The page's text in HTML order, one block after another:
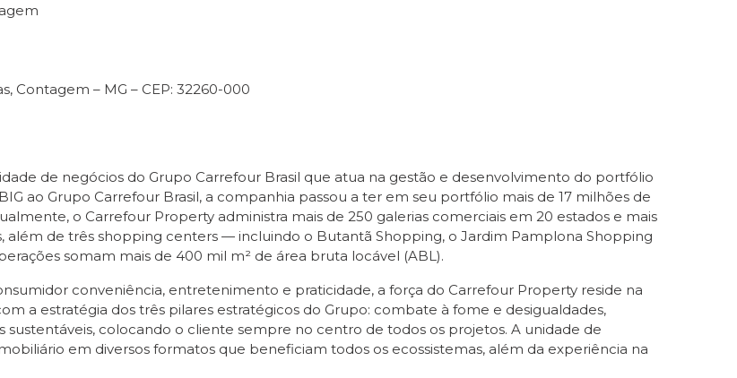
Contagem – MG – CEP: 32260-000
de negócios do Grupo Carrefour Brasil que atua na gestão e desenvolvimento do portfólio
ao Grupo Carrefour Brasil, a companhia passou a ter em seu portfólio mais de 17 milhões de
o Carrefour Property administra mais de 250 galerias comerciais em 20 estados e mais
além de três shopping centers — incluindo o Butantã Shopping, o Jardim Pamplona Shopping
somam mais de 400 mil m² de área bruta locável (ABL).
conveniência, entretenimento e praticidade, a força do Carrefour Property reside na
a estratégia dos três pilares estratégicos do Grupo: combate à fome e desigualdades,
colocando o cliente sempre no centro de todos os projetos. A unidade de
em diversos formatos que beneficiam todos os ecossistemas, além da experiência na